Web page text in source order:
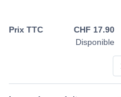
CHF 17.90
Disponible